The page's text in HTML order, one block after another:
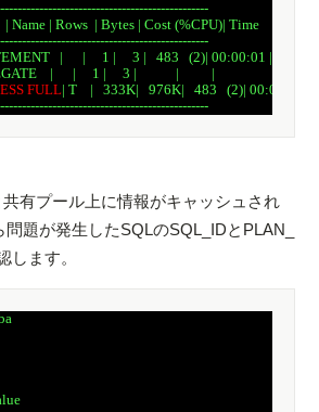
| Name | Rows  | Bytes | Cost (%CPU)| Time     |
|      |     1 |     3 |   483   (2)| 00:00:01 |
|      |     1 |     3 |            |          |
FULL | T    |   333K|   976K|   483   (2)| 00:00:01 |
有プール上に情報がキャッシュされ
題が発生したSQLのSQL_IDとPLAN_
します。